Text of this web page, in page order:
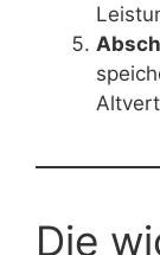
Die